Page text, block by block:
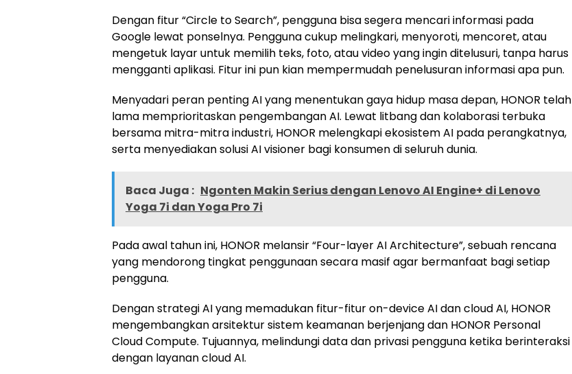
Dengan fitur “Circle to Search”, pengguna bisa segera mencari informasi pada
Google lewat ponselnya. Pengguna cukup melingkari, menyoroti, mencoret, atau
mengetuk layar untuk memilih teks, foto, atau video yang ingin ditelusuri, tanpa harus
mengganti aplikasi. Fitur ini pun kian mempermudah penelusuran informasi apa pun.
Menyadari peran penting AI yang menentukan gaya hidup masa depan, HONOR telah
lama memprioritaskan pengembangan AI. Lewat litbang dan kolaborasi terbuka
bersama mitra-mitra industri, HONOR melengkapi ekosistem AI pada perangkatnya,
serta menyediakan solusi AI visioner bagi konsumen di seluruh dunia.
Baca Juga : Ngonten Makin Serius dengan Lenovo AI Engine+ di Lenovo
Yoga 7i dan Yoga Pro 7i
Pada awal tahun ini, HONOR melansir “Four-layer AI Architecture”, sebuah rencana
yang mendorong tingkat penggunaan secara masif agar bermanfaat bagi setiap
pengguna.
Dengan strategi AI yang memadukan fitur-fitur on-device AI dan cloud AI, HONOR
mengembangkan arsitektur sistem keamanan berjenjang dan HONOR Personal
Cloud Compute. Tujuannya, melindungi data dan privasi pengguna ketika berinteraksi
dengan layanan cloud AI.